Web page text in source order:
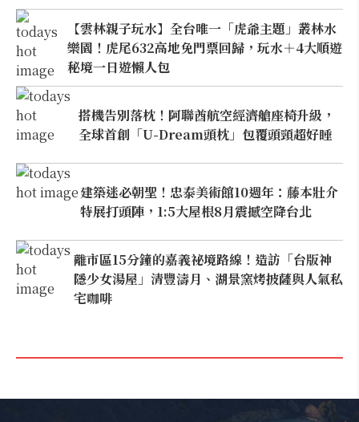
【雲林親子玩水】全台唯一「虎爺主題」叢林水
樂園！虎尾632高地免門票回歸，玩水＋4大順遊
秘境一日遊懶人包
搭機告別落枕！阿聯酋航空經濟艙座椅升級，
全球首創「U-Dream頭枕」包覆頭頸超好睡
建築迷必朝聖！忠泰美術館10週年：藤本壯介
特展打頭陣，1:5大屋根8月震撼空降台北
離市區15分鐘的嘉義祕境路線！造訪「台版神
隱少女湯屋」清豐濤月、湖景窯烤披薩與人氣私
宅咖啡